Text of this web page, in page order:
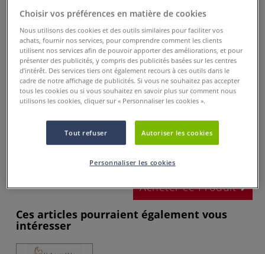
Papier Moulin du Coq - Le Noir
0 Commentaires
Papetier depuis 1584, Moulin du Coq est l´un des derniers
fabricants traditionnels de papiers Beaux-Arts, ses papiers
sont confectionnés avec le plus grand soin par des maîtres-
papetiers afin de répondre aux attentes des artistes les plus
dès2,65 €
Acheter ce Produit
Ces articles pourraient également vous
intéresser
Choisir vos préférences en matière de cookies
Nous utilisons des cookies et des outils similaires pour faciliter vos
achats, fournir nos services, pour comprendre comment les clients
utilisent nos services afin de pouvoir apporter des améliorations, et pour
présenter des publicités, y compris des publicités basées sur les centres
d’intérêt. Des services tiers ont également recours à ces outils dans le
cadre de notre affichage de publicités. Si vous ne souhaitez pas accepter
tous les cookies ou si vous souhaitez en savoir plus sur comment nous
utilisons les cookies, cliquer sur « Personnaliser les cookies ».
Tout refuser Autoriser les cookies
Personnaliser les cookies